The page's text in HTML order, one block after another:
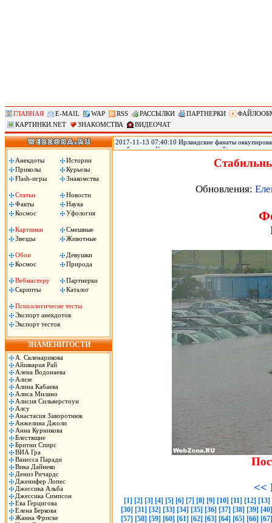
ГЛАВНАЯ E-MAIL WAP RSS РАССЫЛКИ ПАРТНЕРКИ
КАРТИНКИ.NET
ЗНАКОМСТВА ВИДЕОЧАТ
Анекдоты
Истории
Приколы
Курьезы
Flash-игры
Знакомства
Статьи
Новости
Факты
Наука
Космос
Уфология
Картинки
Смешные
Звезды
Животные
Обои
Девушки
Космос
Природа
Вебмастеру
Партнерки
Скрипты
Каталог
Психологичесие тесты
Экспорт анекдотов
Экспорт тестов
ЗНАМЕНИТОСТИ
А. Скленарикова
Айшвария Рай
Алена Водонаева
Ализе
Алина Кабаева
Алиса Милано
Алисия Сильверстоун
Алсу
Анастасия Заворотнюк
Анжелина Джоли
Анна Курникова
Блестящие
Бритни Спирс
ВИА Гра
Ванесса Паради
Вика Дайнеко
Дениз Ричардс
Дженифер Лопес
Джессика Альба
Джессика Симпсон
Ева Герцигова
Елена Беркова
Жанна Фриске
2017-11-13 07:40:10 Ирландские фанаты
прибывшие в Копенгаген на стыковой матч с
Обновления:
<<
[1] [2] [3] [4] [5] [6] [7] [8] [9] [10] [11] [12] [13]
[30] [31] [32] [33] [34] [35] [36] [37] [38] [39] [40]
[57] [58] [59] [60] [61] [62] [63] [64] [65] [66] [67]